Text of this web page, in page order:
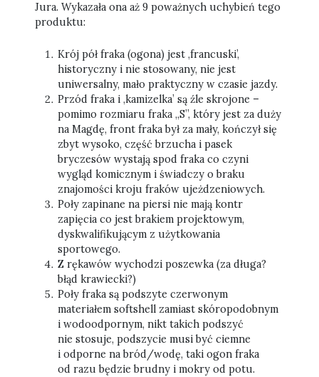
Jura. Wykazała ona aż 9 poważnych uchybień tego
produktu:
Krój pół fraka (ogona) jest ‚francuski’,
historyczny i nie stosowany, nie jest
uniwersalny, mało praktyczny w czasie jazdy.
Przód fraka i ‚kamizelka’ są źle skrojone –
pomimo rozmiaru fraka „S”, który jest za duży
na Magdę, front fraka był za mały, kończył się
zbyt wysoko, część brzucha i pasek
bryczesów wystają spod fraka co czyni
wygląd komicznym i świadczy o braku
znajomości kroju fraków ujeżdzeniowych.
Poły zapinane na piersi nie mają kontr
zapięcia co jest brakiem projektowym,
dyskwalifikującym z użytkowania
sportowego.
Z rękawów wychodzi poszewka (za długa?
błąd krawiecki?)
Poły fraka są podszyte czerwonym
materiałem softshell zamiast skóropodobnym
i wodoodpornym, nikt takich podszyć
nie stosuje, podszycie musi być ciemne
i odporne na bród/wodę, taki ogon fraka
od razu będzie brudny i mokry od potu.